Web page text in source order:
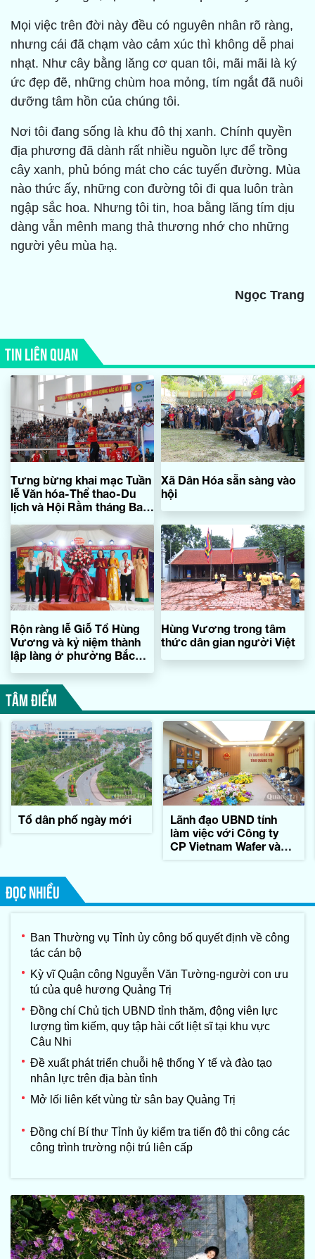
Mọi việc trên đời này đều có nguyên nhân rõ ràng,
nhưng cái đã chạm vào cảm xúc thì không dễ phai
nhạt. Như cây bằng lăng cơ quan tôi, mãi mãi là ký
ức đẹp đẽ, những chùm hoa mỏng, tím ngắt đã nuôi
dưỡng tâm hồn của chúng tôi.
Nơi tôi đang sống là khu đô thị xanh. Chính quyền
địa phương đã dành rất nhiều nguồn lực để trồng
cây xanh, phủ bóng mát cho các tuyến đường. Mùa
nào thức ấy, những con đường tôi đi qua luôn tràn
ngập sắc hoa. Nhưng tôi tin, hoa bằng lăng tím dịu
dàng vẫn mênh mang thả thương nhớ cho những
người yêu mùa hạ.
Ngọc Trang
TIN LIÊN QUAN
Tưng bừng khai mạc Tuần
lễ Văn hóa-Thể thao-Du
lịch và Hội Rằm tháng Ba
Xã Dân Hóa sẵn sàng vào
hội
Rộn ràng lễ Giỗ Tổ Hùng
Vương và kỷ niệm thành
lập làng ở phường Bắc
Hùng Vương trong tâm
thức dân gian người Việt
TÂM ĐIỂM
Tổ dân phố ngày mới
Lãnh đạo UBND tỉnh
làm việc với Công ty
CP Vietnam Wafer và
ĐỌC NHIỀU
Ban Thường vụ Tỉnh ủy công bố quyết định về công
tác cán bộ
Kỳ vĩ Quận công Nguyễn Văn Tường-người con ưu
tú của quê hương Quảng Trị
Đồng chí Chủ tịch UBND tỉnh thăm, động viên lực
lượng tìm kiếm, quy tập hài cốt liệt sĩ tại khu vực
Câu Nhi
Đề xuất phát triển chuỗi hệ thống Y tế và đào tạo
nhân lực trên địa bàn tỉnh
Mở lối liên kết vùng từ sân bay Quảng Trị
Đồng chí Bí thư Tỉnh ủy kiểm tra tiến độ thi công các
công trình trường nội trú liên cấp